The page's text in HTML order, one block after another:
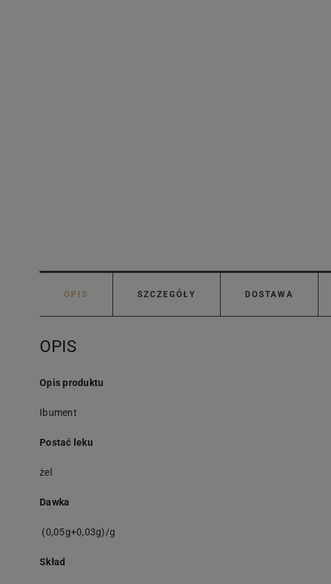
OPIS SZCZEGÓŁY DOSTAWA
OPIS
Opis produktu
Ibument
Postać leku
żel
Dawka
(0,05g+0,03g)/g
Skład